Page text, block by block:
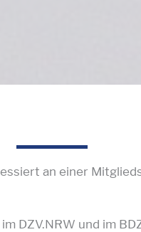
an einer
DZV.NRW und im